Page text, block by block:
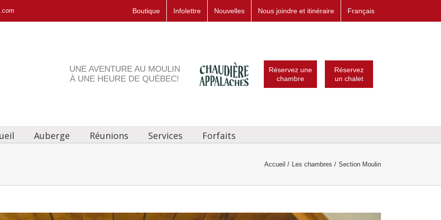
Boutique Infolettre Nouvelles Nous joindre et itinéraire Français
UNE AVENTURE AU MOULIN
À UNE HEURE DE QUÉBEC!
Réservez une
chambre
Réservez
un chalet
Auberge Réunions Services Forfaits
Accueil Les chambres Section Moulin